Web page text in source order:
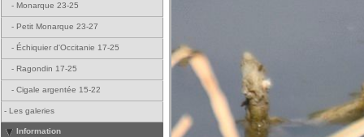
- Monarque 23-25
- Petit Monarque 23-27
- Échiquier d'Occitanie 17-25
- Ragondin 17-25
- Cigale argentée 15-22
- Les galeries
Information